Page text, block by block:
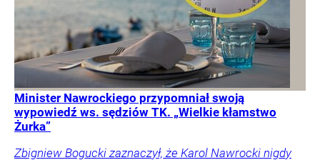
Minister Nawrockiego przypomniał swoją
wypowiedź ws. sędziów TK. „Wielkie kłamstwo
Żurka”
Zbigniew Bogucki zaznaczył, że Karol Nawrocki nigdy